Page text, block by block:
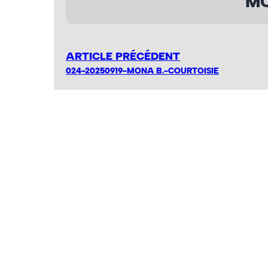
ARTICLE PRÉCÉDENT
024-20250919-MONA B.-COURTOISIE